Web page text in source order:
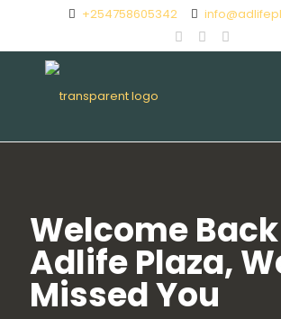
+254758605342
Welcome
Adlife Plaza,
Missed You